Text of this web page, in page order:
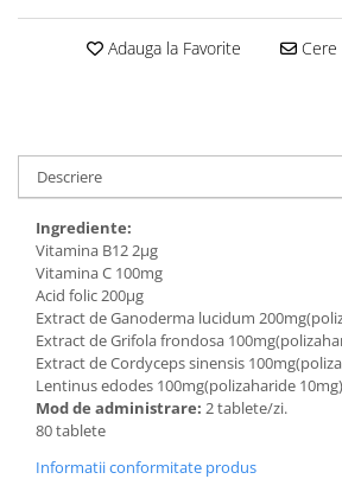
Adauga la Favorite Cere
Descriere
Ingrediente:
Vitamina B12 2μg
Vitamina C 100mg
Acid folic 200μg
Extract de Ganoderma lucidum
Extract de Grifola frondosa
Extract de Cordyceps sinensis
Lentinus edodes 100mg(polizaharide 10mg)
Mod de administrare: 2 tablete/zi.
80 tablete
Informatii conformitate produs